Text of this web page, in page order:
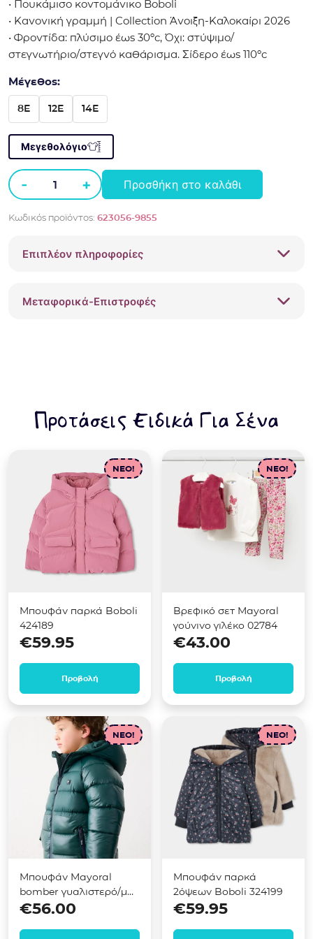
• Πουκάμισο κοντομάνικο Boboli
• Κανονική γραμμή | Collection Άνοιξη-Καλοκαίρι 2026
• Φροντίδα: πλύσιμο έως 30ºc, Όχι: στύψιμο/
στεγνωτήριο/στεγνό καθάρισμα. Σίδερο έως 110ºc
Μέγεθος:
8E 12E 14E
Μεγεθολόγιο
-
Πουκάμισο
Boboli
Καφέ
+ Προσθήκη στο καλάθι
Κωδικός προϊόντος: 623056-9855
Επιπλέον πληροφορίες
Μεταφορικά-Επιστροφές
Προτάσεις Ειδικά Για Σένα
NEO!
Μπουφάν παρκά Boboli
424189
€59.95
Προβολή
NEO!
Βρεφικό σετ Mayoral
γούνινο γιλέκο 02784
€43.00
Προβολή
NEO!
Μπουφάν Mayoral
bomber γυαλιστερό/ματ
Πράσινο 04469
€56.00
NEO!
Μπουφάν παρκά
2όψεων Boboli 324199
€59.95